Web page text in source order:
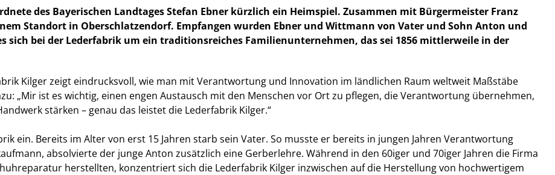
des Bayerischen Landtages Stefan Ebner kürzlich ein Heimspiel. Zusammen mit Bürgermeister Franz
Standort in Oberschlatzendorf. Empfangen wurden Ebner und Wittmann von Vater und Sohn Anton und
sich bei der Lederfabrik um ein traditionsreiches Familienunternehmen, das sei 1856 mittlerweile in der
Kilger zeigt eindrucksvoll, wie man mit Verantwortung und Innovation im ländlichen Raum weltweit Maßstäbe
„Mir ist es wichtig, einen engen Austausch mit den Menschen vor Ort zu pflegen, die Verantwortung übernehmen,
stärken – genau das leistet die Lederfabrik Kilger.“
ein. Bereits im Alter von erst 15 Jahren starb sein Vater. So musste er bereits in jungen Jahren Verantwortung
absolvierte der junge Anton zusätzlich eine Gerberlehre. Während in den 60iger und 70iger Jahren die Firma
herstellten, konzentriert sich die Lederfabrik Kilger inzwischen auf die Herstellung von hochwertigem